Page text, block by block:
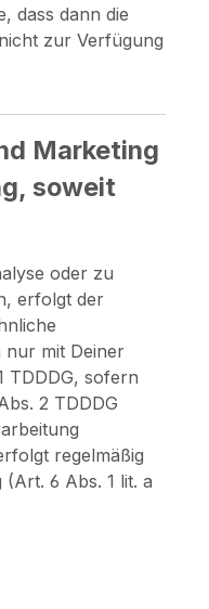
dass dann die
zur Verfügung
Marketing
soweit
oder zu
erfolgt der
nur mit Deiner
TDDDG, sofern
2 TDDDG
regelmäßig
(Art. 6 Abs. 1 lit. a